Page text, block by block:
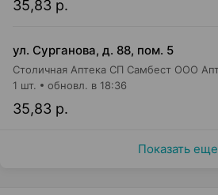
35,83 р.
ул. Сурганова, д. 88, пом. 5
35,83 р.
1 шт. обновл. в 18:36
Показать еще